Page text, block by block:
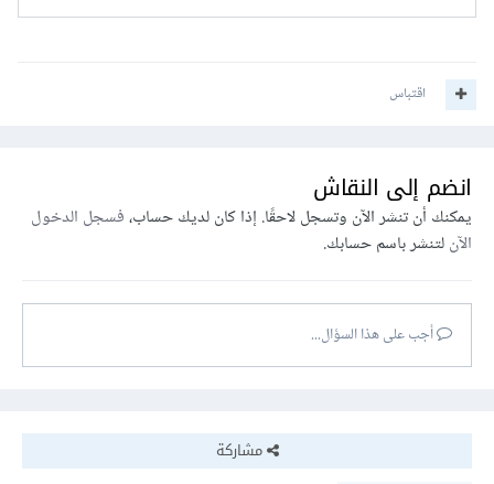
اقتباس
انضم إلى النقاش
يمكنك أن تنشر الآن وتسجل لاحقًا. إذا كان لديك حساب،فسجل الدخول
الآنلتنشر باسم حسابك.
أجب على هذا السؤال...
مشاركة